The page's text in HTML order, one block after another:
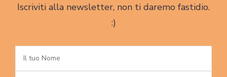
Iscriviti alla newsletter, non ti daremo fastidio.
:)